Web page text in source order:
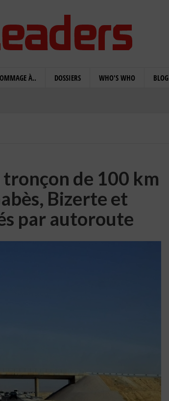
À.. DOSSIERS WHO'S WHO BLOG
de 100 km
Bizerte et
par autoroute